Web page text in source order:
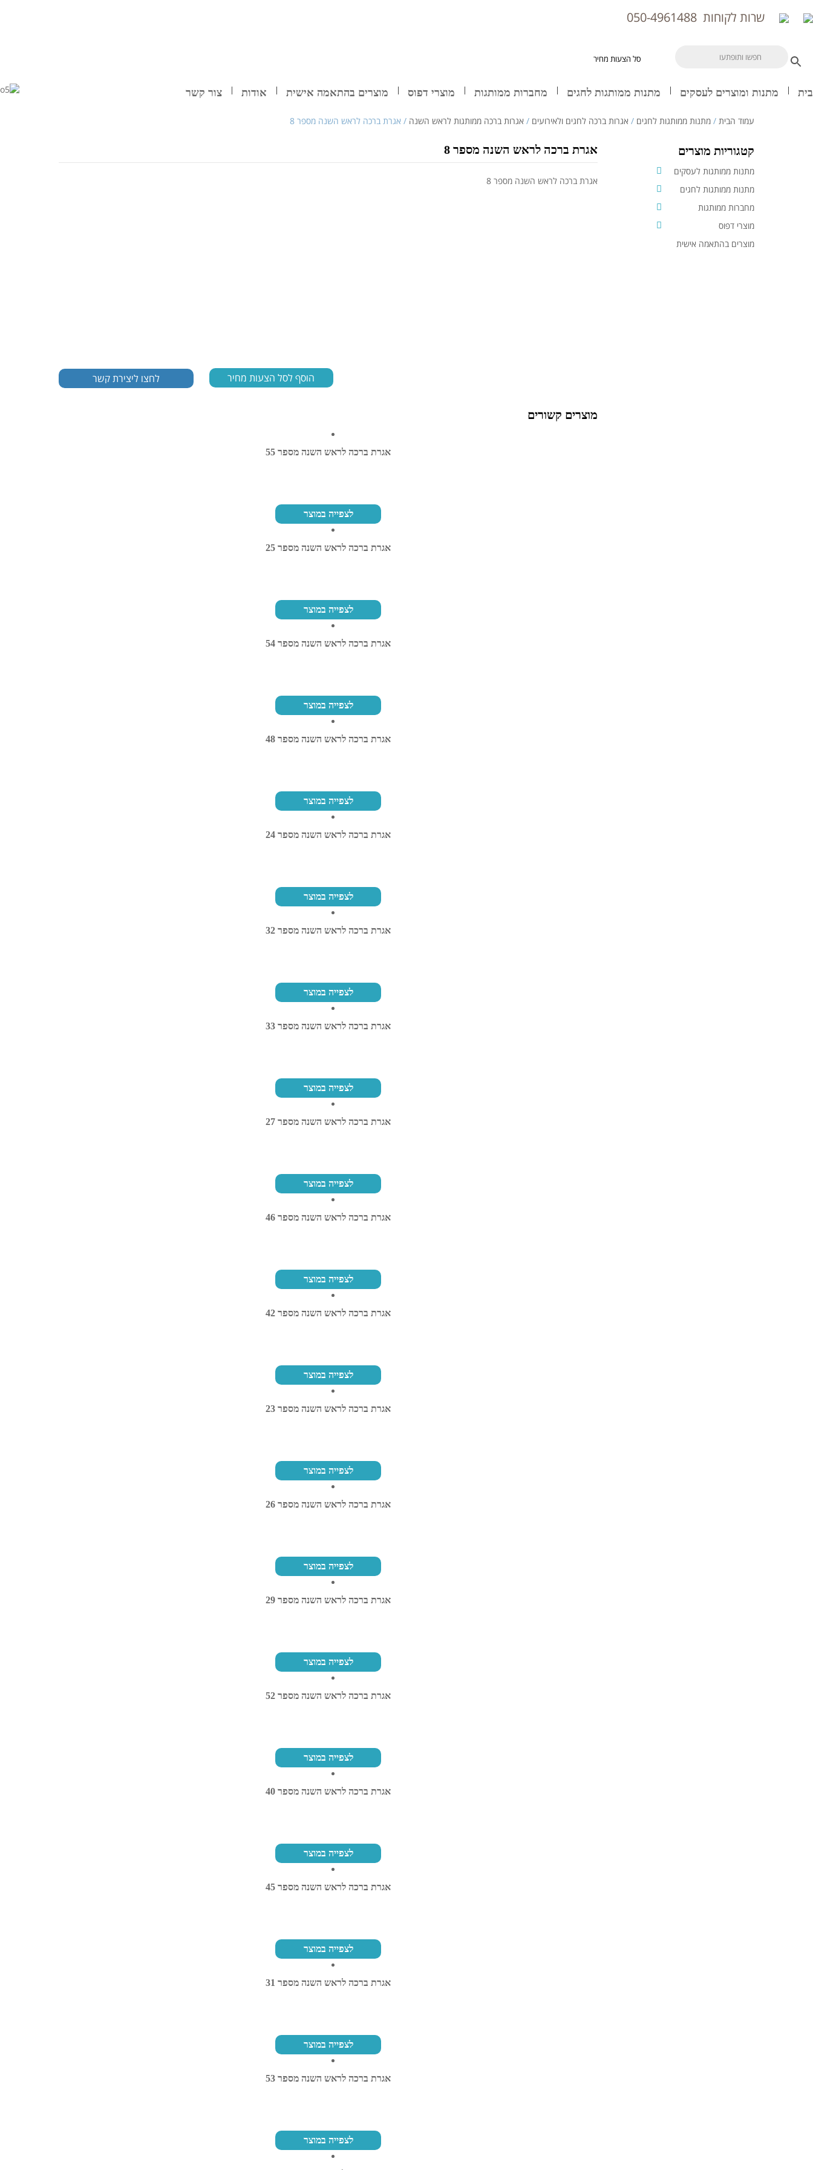
שרות לקוחות
סל הצעות מחיר
בית מתנות ומוצרים לעסקים מתנות ממותגות לחגים מחברות ממותגות מוצרי דפוס מוצרים בהתאמה אישית אודות צור קשר
עמוד הבית / מתנות ממותגות לחגים / אגרות ברכה לחגים ולאירועים / אגרות ברכה ממותגות לראש השנה / אגרת ברכה לראש השנה מספר 8
קטגוריות מוצרים
מתנות ממותגות לעסקים
מתנות ממותגות לחגים
מחברות ממותגות
מוצרי דפוס
מוצרים בהתאמה אישית
אגרת ברכה לראש השנה מספר 8
אגרת ברכה לראש השנה מספר 8
הוסף לסל הצעות מחיר
מוצרים קשורים
אגרת ברכה לראש השנה מספר 55
לצפייה במוצר
אגרת ברכה לראש השנה מספר 25
לצפייה במוצר
אגרת ברכה לראש השנה מספר 54
לצפייה במוצר
אגרת ברכה לראש השנה מספר 48
לצפייה במוצר
אגרת ברכה לראש השנה מספר 24
לצפייה במוצר
אגרת ברכה לראש השנה מספר 32
לצפייה במוצר
אגרת ברכה לראש השנה מספר 33
לצפייה במוצר
אגרת ברכה לראש השנה מספר 27
לצפייה במוצר
אגרת ברכה לראש השנה מספר 46
לצפייה במוצר
אגרת ברכה לראש השנה מספר 42
לצפייה במוצר
אגרת ברכה לראש השנה מספר 23
לצפייה במוצר
אגרת ברכה לראש השנה מספר 26
לצפייה במוצר
אגרת ברכה לראש השנה מספר 29
לצפייה במוצר
אגרת ברכה לראש השנה מספר 52
לצפייה במוצר
אגרת ברכה לראש השנה מספר 40
לצפייה במוצר
אגרת ברכה לראש השנה מספר 45
לצפייה במוצר
אגרת ברכה לראש השנה מספר 31
לצפייה במוצר
אגרת ברכה לראש השנה מספר 53
לצפייה במוצר